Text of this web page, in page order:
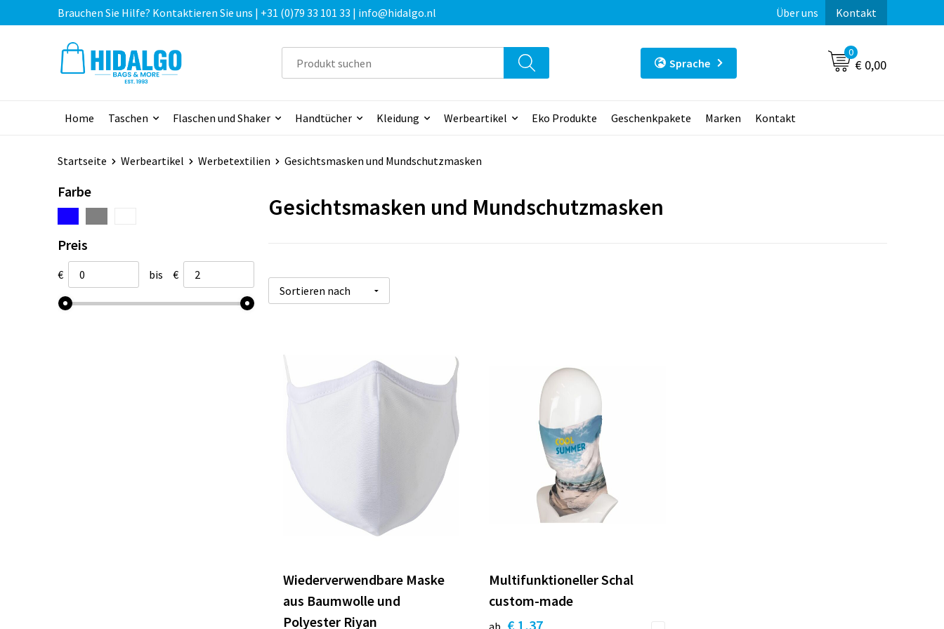
Brauchen Sie Hilfe? Kontaktieren Sie uns | +31 (0)79 33 101 33 | info@hidalgo.nl Über uns Kontakt
Sprache
0
€ 0,00
Home Taschen Flaschen und Shaker Handtücher Kleidung Werbeartikel Eko Produkte Geschenkpakete Marken Kontakt
Startseite Werbeartikel Werbetextilien Gesichtsmasken und Mundschutzmasken
Farbe
Preis
€ bis €
Gesichtsmasken und Mundschutzmasken
Wiederverwendbare Maske
aus Baumwolle und
Polyester Riyan
Multifunktioneller Schal
custom-made
€ 1,37